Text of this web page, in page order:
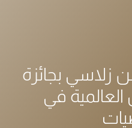
زلاسي بجائزة
في